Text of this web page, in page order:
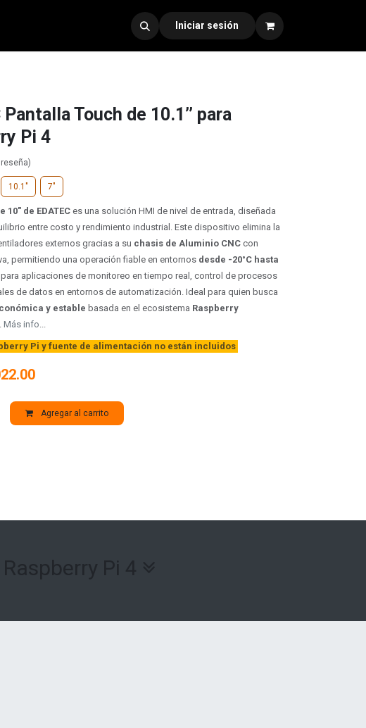
Iniciar sesión
Pantalla Touch de 10.1’’ para
Pi 4
10.1" 7"
10"​ de EDATECes una solución HMI de nivel de entrada, diseñada
entre costo y rendimiento industrial. Este dispositivo elimina la
externos gracias a su chasis de Aluminio CNC con
permitiendo una operación fiable en entornos desde -20°C hasta
aplicaciones de monitoreo en tiempo real, control de procesos
de datos en entornos de automatización. Ideal para quien busca
y estable basada en el ecosistema Raspberry
Más info...
Pi y fuente de alimentación no están incluidos
Agregar al carrito
Raspberry Pi 4